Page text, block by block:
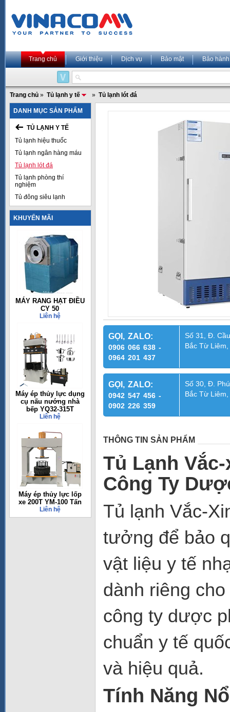
Trang chủ Giới thiệu Dịch vụ Bảo mật Bảo hành
Trang chủ » Tủ lạnh y tế » Tủ lạnh lót đá
DANH MỤC SẢN PHẨM
TỦ LẠNH Y TẾ
Tủ lạnh hiệu thuốc
Tủ lạnh ngân hàng máu
Tủ lạnh lót đá
Tủ lạnh phòng thí
nghiệm
Tủ đông siêu lạnh
KHUYẾN MÃI
MÁY RANG HẠT ĐIỀU
CY 50
Liên hệ
Máy ép thủy lực dụng
cụ nấu nướng nhà
bếp YQ32-315T
Liên hệ
Máy ép thủy lực lốp
xe 200T YM-100 Tấn
Liên hệ
GỌI, ZALO:
0906 066 638 -
0964 201 437
Số 31, Đ.
Bắc Từ
GỌI, ZALO:
0942 547 456 -
0902 226 359
Số 30, Đ.
Bắc Từ
THÔNG TIN SẢN PHẨM
Tủ Lạnh
Công Ty
Tủ lạnh Vắc-
tưởng để bảo
vật liệu y tế
dành riêng
công ty dược
chuẩn y tế
và hiệu quả.
Tính Năng